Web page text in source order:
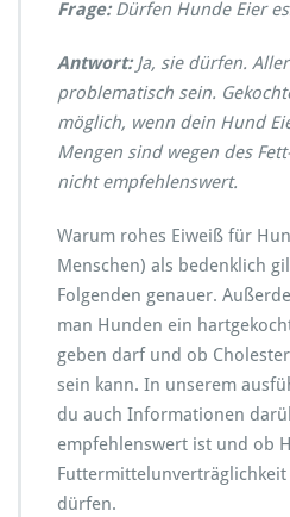
Frage:Dürfen Hunde Eier
Antwort:Ja, sie dürfen.
problematisch sein.
möglich, wenn dein Hund
Mengen sind wegen des
nicht empfehlenswert.
Warum rohes Eiweiß für
Menschen) als bedenklich
Folgenden genauer.
man Hunden ein
geben darf und ob
sein kann. In unserem
du auch Informationen
empfehlenswert ist und ob
dürfen.